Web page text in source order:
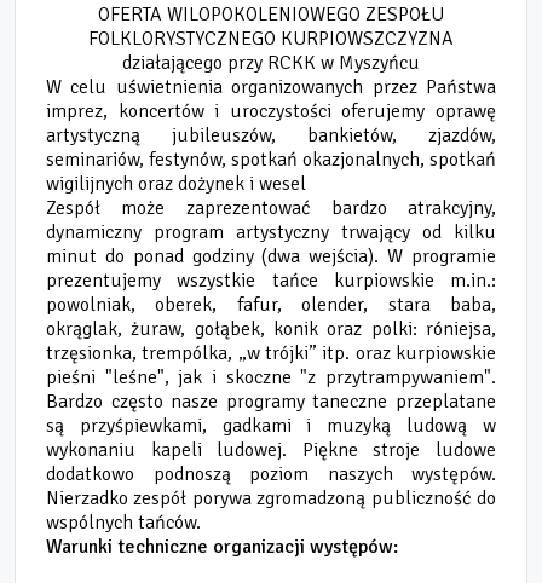
OFERTA WILOPOKOLENIOWEGO ZESPOŁU
FOLKLORYSTYCZNEGO KURPIOWSZCZYZNA
działającego przy RCKK w Myszyńcu
W celu uświetnienia organizowanych przez Państwa
imprez, koncertów i uroczystości oferujemy oprawę
artystyczną jubileuszów, bankietów, zjazdów,
seminariów, festynów, spotkań okazjonalnych, spotkań
wigilijnych oraz dożynek i wesel
Zespół może zaprezentować bardzo atrakcyjny,
dynamiczny program artystyczny trwający od kilku
minut do ponad godziny (dwa wejścia). W programie
prezentujemy wszystkie tańce kurpiowskie m.in.:
powolniak, oberek, fafur, olender, stara baba,
okrąglak, żuraw, gołąbek, konik oraz polki: róniejsa,
trzęsionka, trempólka, „w trójki” itp. oraz kurpiowskie
pieśni "leśne", jak i skoczne "z przytrampywaniem".
Bardzo często nasze programy taneczne przeplatane
są przyśpiewkami, gadkami i muzyką ludową w
wykonaniu kapeli ludowej. Piękne stroje ludowe
dodatkowo podnoszą poziom naszych występów.
Nierzadko zespół porywa zgromadzoną publiczność do
wspólnych tańców.
Warunki techniczne organizacji występów: